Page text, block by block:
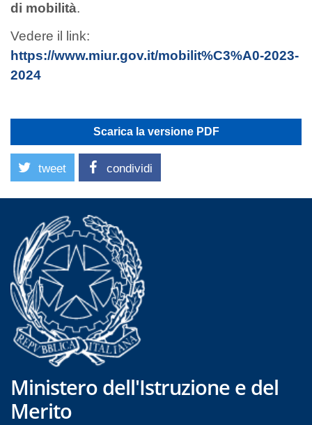
di mobilità.
Vedere il link:
https://www.miur.gov.it/mobilit%C3%A0-2023-
2024
Scarica la versione PDF
tweet condividi
Ministero dell'Istruzione e del
Merito